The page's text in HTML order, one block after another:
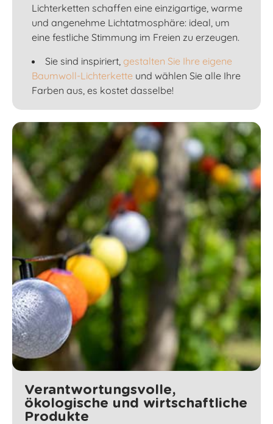
Lichterketten schaffen eine einzigartige, warme
und angenehme Lichtatmosphäre: ideal, um
eine festliche Stimmung im Freien zu erzeugen.
Sie sind inspiriert, gestalten Sie Ihre eigene
Baumwoll-Lichterkette und wählen Sie alle Ihre
Farben aus, es kostet dasselbe!
Verantwortungsvolle,
ökologische und wirtschaftliche
Produkte